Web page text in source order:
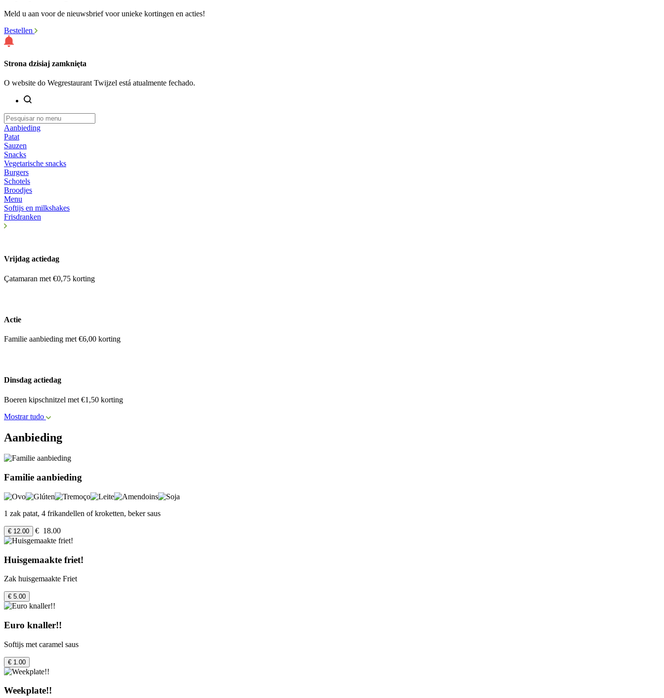
Meld u aan voor de nieuwsbrief voor unieke kortingen en acties!
Bestellen
Strona dzisiaj zamknięta
O website do Wegrestaurant Twijzel está atualmente fechado.
Aanbieding
Patat
Sauzen
Snacks
Vegetarische snacks
Burgers
Schotels
Broodjes
Menu
Softijs en milkshakes
Frisdranken
Vrijdag actiedag
Çatamaran met €0,75 korting
Actie
Familie aanbieding met €6,00 korting
Dinsdag actiedag
Boeren kipschnitzel met €1,50 korting
Mostrar tudo
Aanbieding
Familie aanbieding
1 zak patat, 4 frikandellen of kroketten, beker saus
€ 12.00 € 18.00
Huisgemaakte friet!
Zak huisgemaakte Friet
€ 5.00
Euro knaller!!
Softijs met caramel saus
€ 1.00
Weekplate!!